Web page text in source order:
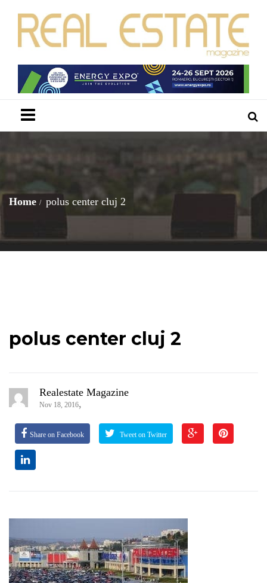
Home polus center cluj 2
polus center cluj 2
Realestate Magazine
Nov 18, 2016,
Share on Facebook Tweet on Twitter